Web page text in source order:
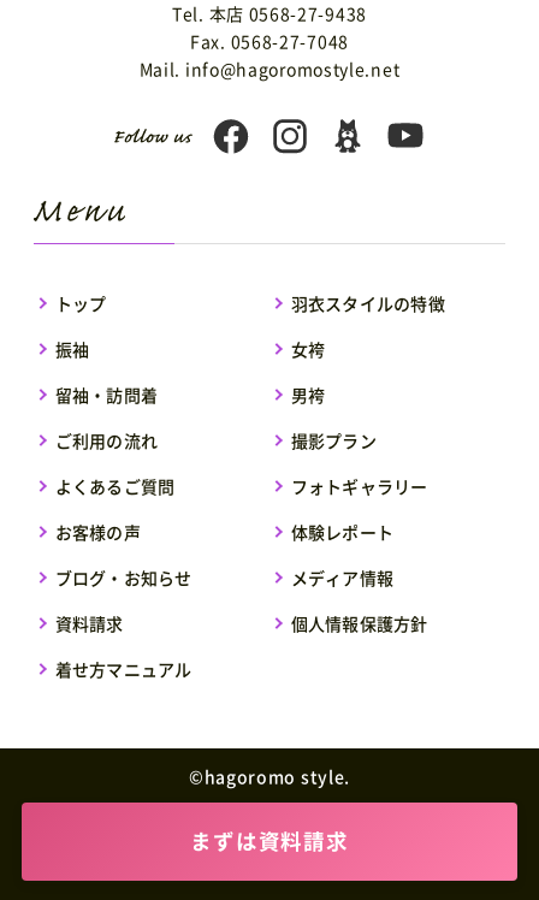
まずは資料請求
Tel. 本店 0568-27-9438
Fax. 0568-27-7048
Mail. info@hagoromostyle.net
トップ
羽衣スタイルの特徴
振袖
女袴
留袖・訪問着
男袴
ご利用の流れ
撮影プラン
よくあるご質問
フォトギャラリー
お客様の声
体験レポート
ブログ・お知らせ
メディア情報
資料請求
個人情報保護方針
着せ方マニュアル
©︎hagoromo style.